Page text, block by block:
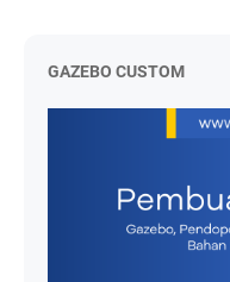
GAZEBO CUSTOM